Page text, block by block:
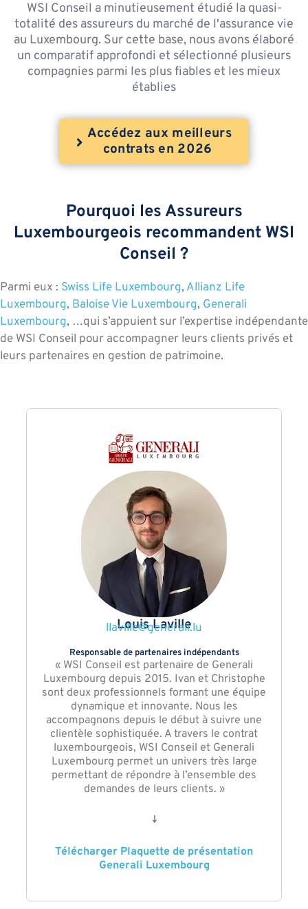
WSI Conseil a minutieusement étudié la quasi-
totalité des assureurs du marché de l'assurance vie
au Luxembourg. Sur cette base, nous avons élaboré
un comparatif approfondi et sélectionné plusieurs
compagnies parmi les plus fiables et les mieux
établies
Accédez aux meilleurs
contrats en 2026
Pourquoi les Assureurs
Luxembourgeois recommandent WSI
Conseil ?
Parmi eux : Swiss Life Luxembourg, Allianz Life
Luxembourg, Baloise Vie Luxembourg, Generali
Luxembourg, …qui s’appuient sur l’expertise indépendante
de WSI Conseil pour accompagner leurs clients privés et
leurs partenaires en gestion de patrimoine.
Louis Laville
llaville@generali.lu
Responsable de partenaires indépendants
« WSI Conseil est partenaire de Generali
Luxembourg depuis 2015. Ivan et Christophe
sont deux professionnels formant une équipe
dynamique et innovante. Nous les
accompagnons depuis le début à suivre une
clientèle sophistiquée. A travers le contrat
luxembourgeois, WSI Conseil et Generali
Luxembourg permet un univers très large
permettant de répondre à l’ensemble des
demandes de leurs clients. »
↓
Télécharger Plaquette de présentation
Generali Luxembourg